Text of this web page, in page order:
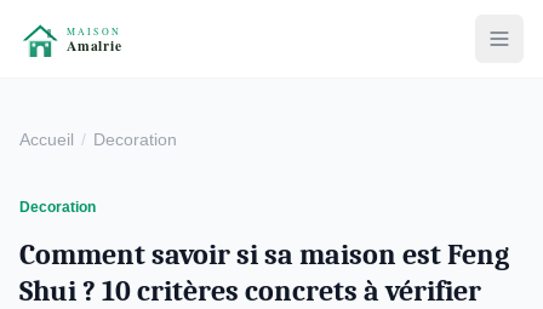
Accueil Decoration
Decoration
Comment savoir si sa maison est Feng
Shui ? 10 critères concrets à vérifier